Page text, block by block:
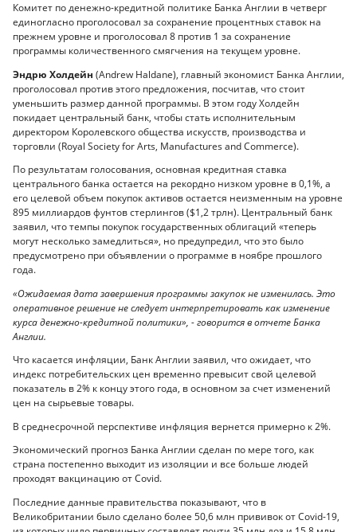
Комитет по денежно-кредитной политике Банка Англии в четверг
единогласно проголосовал за сохранение процентных ставок на
прежнем уровне и проголосовал 8 против 1 за сохранение
программы количественного смягчения на текущем уровне.
Эндрю Холдейн (Andrew Haldane), главный экономист Банка Англии,
проголосовал против этого предложения, посчитав, что стоит
уменьшить размер данной программы. В этом году Холдейн
покидает центральный банк, чтобы стать исполнительным
директором Королевского общества искусств, производства и
торговли (Royal Society for Arts, Manufactures and Commerce).
По результатам голосования, основная кредитная ставка
центрального банка остается на рекордно низком уровне в 0,1%, а
его целевой объем покупок активов остается неизменным на уровне
895 миллиардов фунтов стерлингов ($1,2 трлн). Центральный банк
заявил, что темпы покупок государственных облигаций «теперь
могут несколько замедлиться», но предупредил, что это было
предусмотрено при объявлении о программе в ноябре прошлого
года.
«Ожидаемая дата завершения программы закупок не изменилась. Это
оперативное решение не следует интерпретировать как изменение
курса денежно-кредитной политики», - говорится в отчете Банка
Англии.
Что касается инфляции, Банк Англии заявил, что ожидает, что
индекс потребительских цен временно превысит свой целевой
показатель в 2% к концу этого года, в основном за счет изменений
цен на сырьевые товары.
В среднесрочной перспективе инфляция вернется примерно к 2%.
Экономический прогноз Банка Англии сделан по мере того, как
страна постепенно выходит из изоляции и все больше людей
проходят вакцинацию от Covid.
Последние данные правительства показывают, что в
Великобритании было сделано более 50,6 млн прививок от Covid-19,